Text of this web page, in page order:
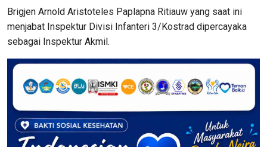
Brigjen Arnold Aristoteles Paplapna Ritiauw yang saat ini
menjabat Inspektur Divisi Infanteri 3/Kostrad dipercayaka
sebagai Inspektur Akmil.